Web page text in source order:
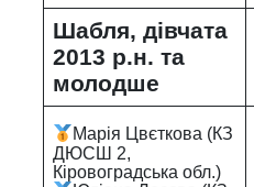
Шабля, дівчата
2013 р.н. та
молодше
Марія Цвєткова (КЗ
ДЮСШ 2,
Кіровоградська обл.)